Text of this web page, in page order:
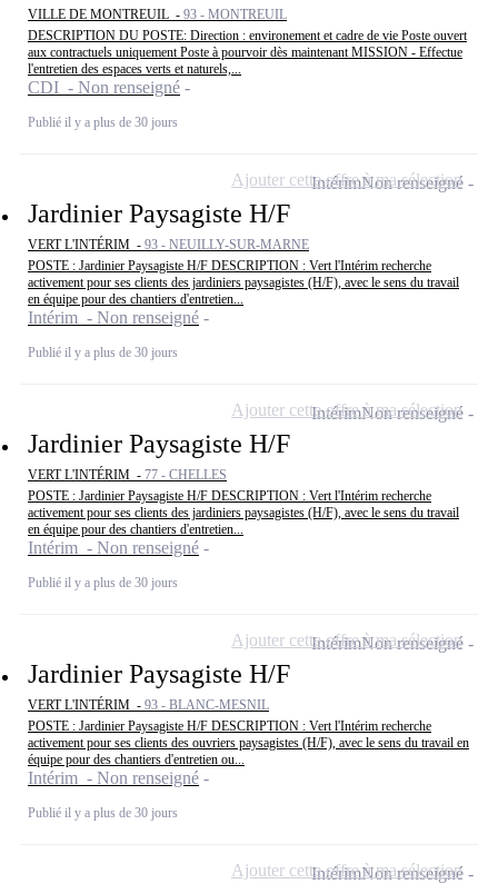
VILLE DE MONTREUIL - 93 - MONTREUIL
DESCRIPTION DU POSTE: Direction : environement et cadre de vie Poste ouvert
aux contractuels uniquement Poste à pourvoir dès maintenant MISSION - Effectue
l'entretien des espaces verts et naturels,...
CDI - Non renseigné
Publié il y a plus de 30 jours
Jardinier Paysagiste H/F
VERT L'INTÉRIM - 93 - NEUILLY-SUR-MARNE
POSTE : Jardinier Paysagiste H/F DESCRIPTION : Vert l'Intérim recherche
activement pour ses clients des jardiniers paysagistes (H/F), avec le sens du travail
en équipe pour des chantiers d'entretien...
Intérim - Non renseigné
Publié il y a plus de 30 jours
IntérimNon renseigné
Ajouter cette offre à ma sélection
Jardinier Paysagiste H/F
VERT L'INTÉRIM - 77 - CHELLES
POSTE : Jardinier Paysagiste H/F DESCRIPTION : Vert l'Intérim recherche
activement pour ses clients des jardiniers paysagistes (H/F), avec le sens du travail
en équipe pour des chantiers d'entretien...
Intérim - Non renseigné
Publié il y a plus de 30 jours
IntérimNon renseigné
Ajouter cette offre à ma sélection
Jardinier Paysagiste H/F
VERT L'INTÉRIM - 93 - BLANC-MESNIL
POSTE : Jardinier Paysagiste H/F DESCRIPTION : Vert l'Intérim recherche
activement pour ses clients des ouvriers paysagistes (H/F), avec le sens du travail en
équipe pour des chantiers d'entretien ou...
Intérim - Non renseigné
Publié il y a plus de 30 jours
IntérimNon renseigné
Ajouter cette offre à ma sélection
IntérimNon renseigné
Ajouter cette offre à ma sélection